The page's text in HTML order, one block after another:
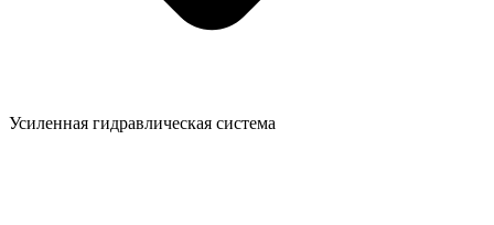
Усиленная гидравлическая система